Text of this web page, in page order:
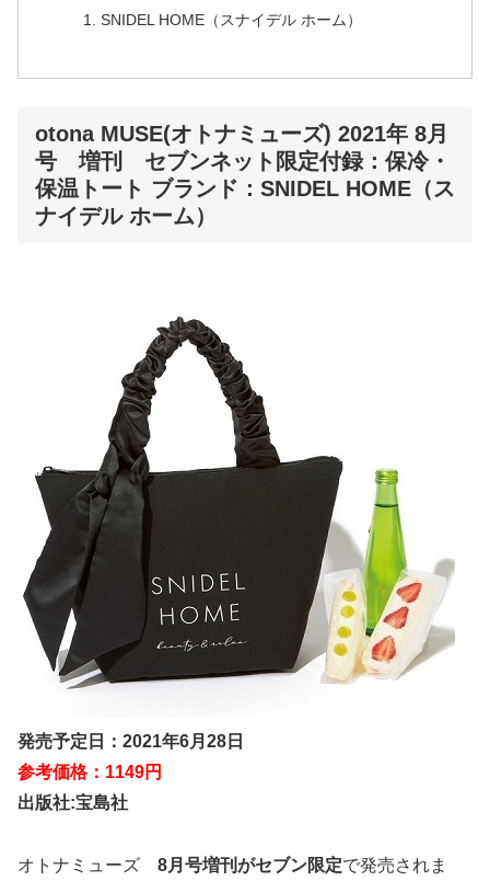
SNIDEL HOME（スナイデル ホーム）
otona MUSE(オトナミューズ) 2021年 8月
号 増刊 セブンネット限定付録：保冷・
保温トート ブランド：SNIDEL HOME（ス
ナイデル ホーム）
発売予定日：2021年6月28日
参考価格：1149円
出版社:宝島社
オトナミューズ 8月号増刊がセブン限定で発売されま